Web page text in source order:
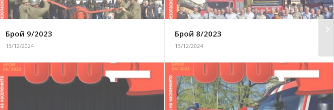
Брой 9/2023
13/12/2024
Брой 8/2023
13/12/2024